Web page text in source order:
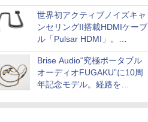
「AC iPurifier2」
世界初アクティブノイズキャ
ンセリングII搭載HDMIケーブ
ル「Pulsar HDMI」。
SilentPowerから
Brise Audio“究極ポータブル
オーディオFUGAKU”に10周
年記念モデル。経路を